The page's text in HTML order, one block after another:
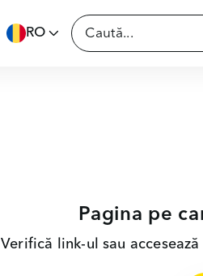
RO
Pagina pe
Verifică link-ul sau